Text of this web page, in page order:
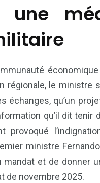
une
régionale, le ministre
échanges, qu’un
qu’il dit tenir
ministre
mandat et de donner
de novembre 2025.
81